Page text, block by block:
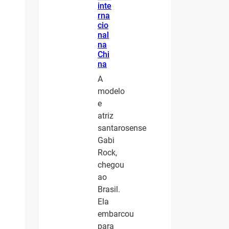
inte
rna
cio
nal
na
Chi
na
A
modelo
e
atriz
santarosense
Gabi
Rock,
chegou
ao
Brasil.
Ela
embarcou
para